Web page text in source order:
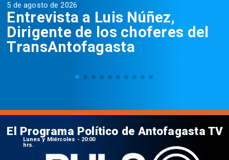
5 de agosto de 2026
Entrevista a Luis Núñez,
Dirigente de los choferes del
TransAntofagasta
El Programa Político de Antofagasta TV
Lunes y Miércoles - 20:00
hrs.